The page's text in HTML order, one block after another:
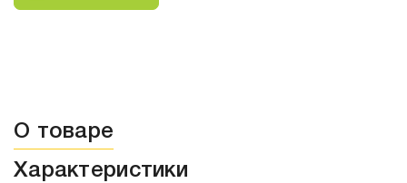
О товаре
Характеристики